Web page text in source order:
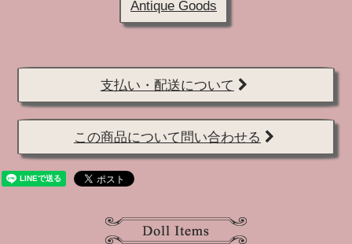
Antique Goods
支払い・配送について
この商品について問い合わせる